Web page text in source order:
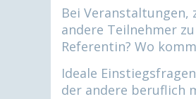
Bei Veranstaltungen,
andere Teilnehmer
Referentin? Wo
Ideale
der andere beruflich